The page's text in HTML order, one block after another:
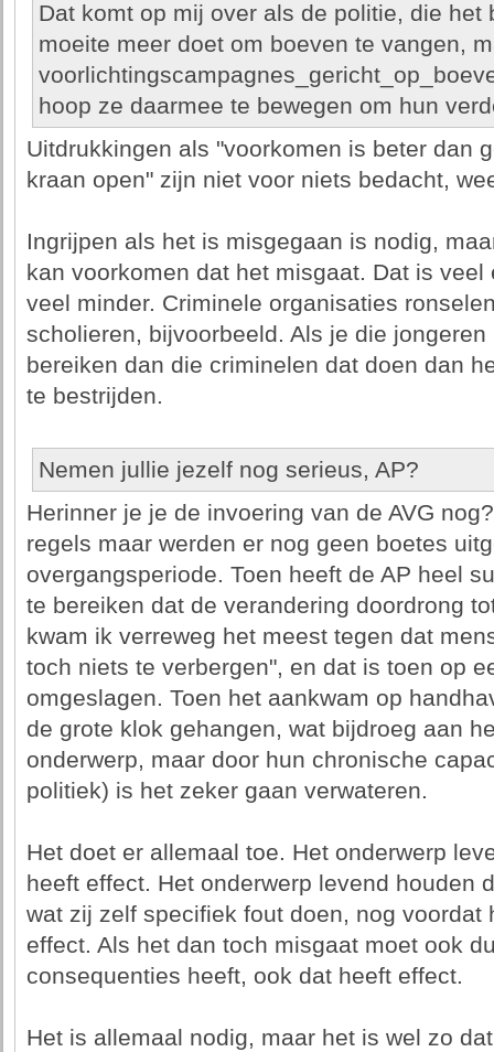
Dat komt op mij over als de politie, die
moeite meer doet om boeven te vangen,
hoop ze daarmee te bewegen om hun
Uitdrukkingen als "voorkomen is beter dan
kraan open" zijn niet voor niets bedacht,
Ingrijpen als het is misgegaan is nodig,
kan voorkomen dat het misgaat. Dat is
veel minder. Criminele organisaties
scholieren, bijvoorbeeld. Als je die
bereiken dan die criminelen dat doen dan
te bestrijden.
Nemen jullie jezelf nog serieus, AP?
Herinner je je de invoering van de AVG
regels maar werden er nog geen boetes
overgangsperiode. Toen heeft de AP heel
te bereiken dat de verandering doordrong
kwam ik verreweg het meest tegen dat
toch niets te verbergen", en dat is toen op
omgeslagen. Toen het aankwam op
de grote klok gehangen, wat bijdroeg aan
onderwerp, maar door hun chronische
politiek) is het zeker gaan verwateren.
Het doet er allemaal toe. Het onderwerp
heeft effect. Het onderwerp levend houden
wat zij zelf specifiek fout doen, nog voordat
effect. Als het dan toch misgaat moet ook
consequenties heeft, ook dat heeft effect.
Het is allemaal nodig, maar het is wel zo